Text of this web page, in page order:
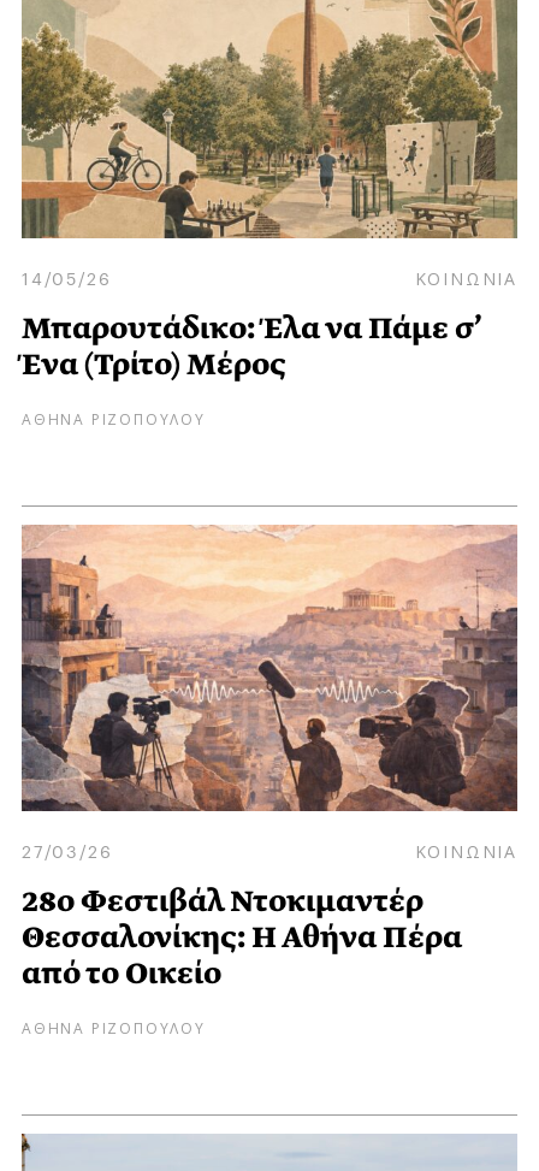
14/05/26 ΚΟΙΝΩΝΙΑ
Μπαρουτάδικο: Έλα να Πάμε σ’
Ένα (Τρίτο) Μέρος
ΑΘΗΝΑ ΡΙΖΟΠΟΥΛΟΥ
27/03/26 ΚΟΙΝΩΝΙΑ
28ο Φεστιβάλ Ντοκιμαντέρ
Θεσσαλονίκης: Η Αθήνα Πέρα
από το Οικείο
ΑΘΗΝΑ ΡΙΖΟΠΟΥΛΟΥ